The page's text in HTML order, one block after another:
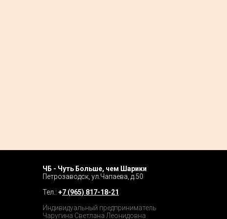
ЧБ - Чуть Больше, чем Шарики
Петрозаводск, ул.Чапаева, д.50
Тел.: +7 (965) 817-18-21
Индивидуальный предприниматель
Чаругина Светлана Леонидовна